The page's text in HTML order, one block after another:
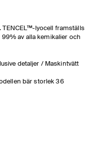
TENCEL™-lyocell framställs
av alla kemikalier och
detaljer / Maskintvätt
bär storlek 36